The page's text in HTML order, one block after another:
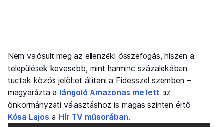
Nem valósult meg az ellenzéki összefogás, hiszen a
települések kevesebb, mint harminc százalékában
tudtak közös jelöltet állítani a Fidesszel szemben –
magyarázta a lángoló Amazonas mellett az
önkormányzati választáshoz is magas szinten értő
Kósa Lajos a Hír TV műsorában.